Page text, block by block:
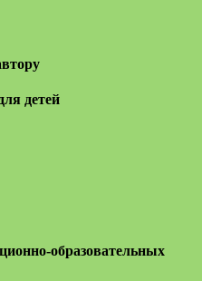
детей
образовательных